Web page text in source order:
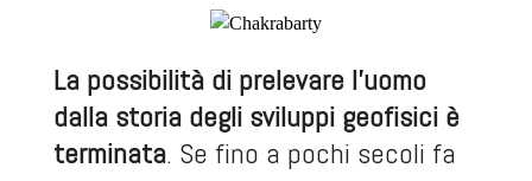
La possibilità di prelevare l’uomo
dalla storia degli sviluppi geofisici è
terminata. Se fino a pochi secoli fa